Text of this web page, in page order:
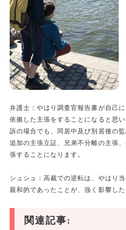
弁護士：やはり調査官報告書が自己
依拠した主張をすることになると思
訴の場合でも、同居中及び別居後の
追加の主張立証、兄弟不分離の主張
張することになります。
シュシュ：高裁での逆転は、やはり
親和的であったことが、強く影響した
関連記事: